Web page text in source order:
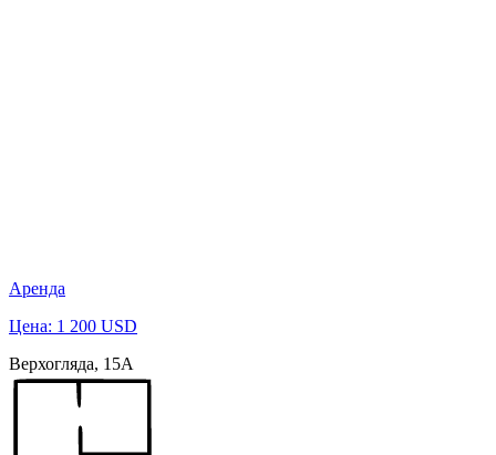
Аренда
Цена: 1 200 USD
Верхогляда, 15А